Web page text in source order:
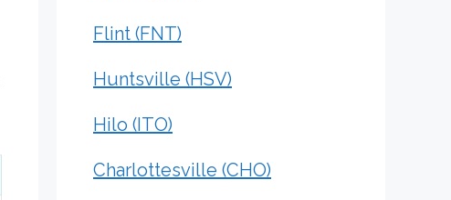
Flint (FNT)
Huntsville (HSV)
Hilo (ITO)
Charlottesville (CHO)